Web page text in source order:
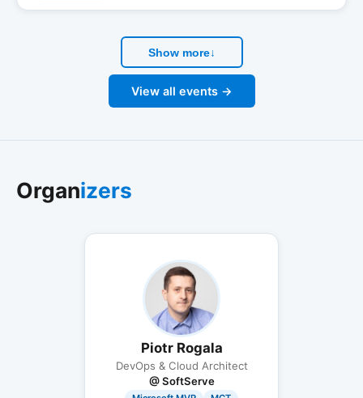
Show more↓
View all events →
Organizers
Piotr Rogala
DevOps & Cloud Architect
@ SoftServe